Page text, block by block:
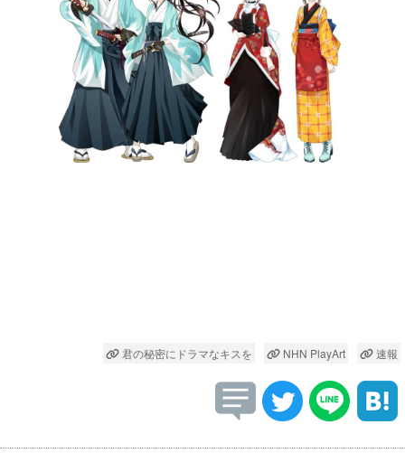
君の秘密にドラマなキスを NHN PlayArt 速報